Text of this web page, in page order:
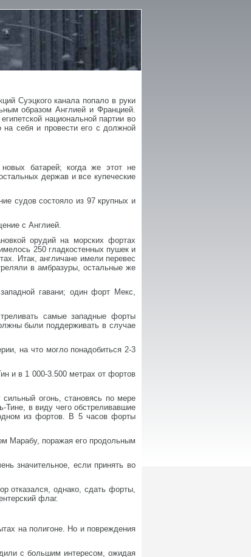
Суэцкого канала попало в руки
образом Англией и Францией.
национальной партии во
себя и провести его с должной
батарей; когда же этот не
держав и все купеческие
судов состояло из 97 крупных и
с Англией.
орудий на морских фортах
250 гладкостенных пушек и
Итак, англичане имели перевес
в амбразуры, остальные же
гавани; один форт Мекс,
самые западные форты
были поддерживать в случае
на что могло понадобиться 2-3
и в 1 000-3.500 метрах от фортов
огонь, становясь по мере
Тине, в виду чего обстреливавшие
из фортов. В 5 часов форты
Марабу, поражая его продольным
значительное, если принять во
отказался, однако, сдать форты,
флаг.
на полигоне. Но и повреждения
с большим интересом, ожидая